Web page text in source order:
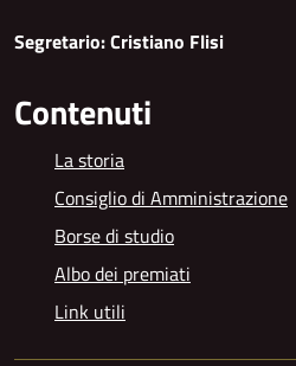
Segretario: Cristiano Flisi
Contenuti
La storia
Consiglio di Amministrazione
Borse di studio
Albo dei premiati
Link utili